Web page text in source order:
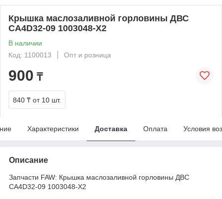
Крышка маслозаливной горловины ДВС
CA4D32-09 1003048-X2
В наличии
Код: 1100013
Опт и розница
900 ₸
840 ₸ от 10 шт.
Характеристики Доставка Оплата Условия
Описание
Запчасти FAW: Крышка маслозаливной горловины ДВС
CA4D32-09 1003048-X2